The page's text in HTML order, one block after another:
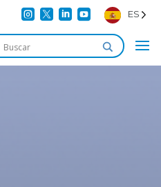
    ES